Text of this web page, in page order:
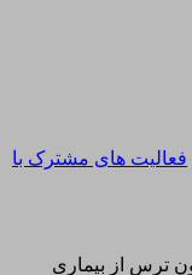
فعالیت های مشترک با
ترس از بیماری